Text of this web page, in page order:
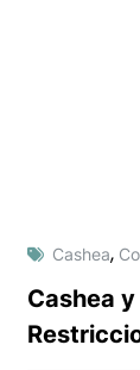
Cashea,
Cashea